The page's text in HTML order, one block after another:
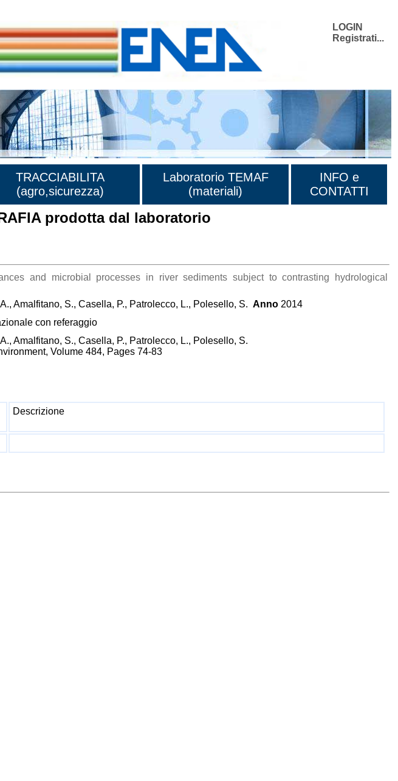
LOGIN
Registrati...
TRACCIABILITA
(agro,sicurezza)
Laboratorio TEMAF
(materiali)
INFO e
CONTATTI
prodotta dal laboratorio
and microbial processes in river sediments subject to contrasting hydrological
Amalfitano, S., Casella, P., Patrolecco, L., Polesello, S. Anno 2014
con referaggio
Amalfitano, S., Casella, P., Patrolecco, L., Polesello, S.
Volume 484, Pages 74-83
Descrizione